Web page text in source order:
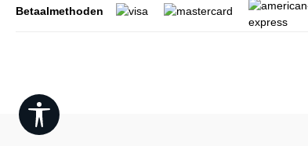
Betaalmethoden
Show toolbar